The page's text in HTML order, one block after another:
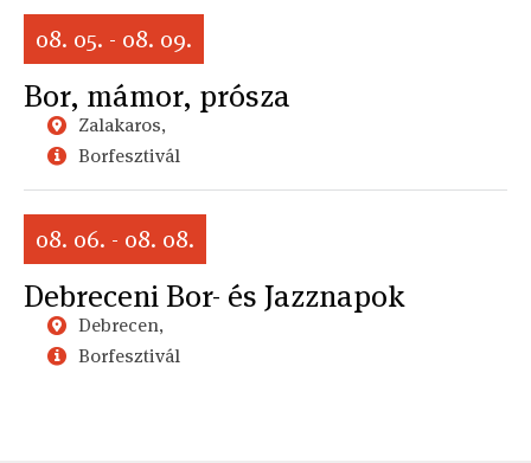
08. 05. - 08. 09.
Bor, mámor, prósza
Zalakaros,
Borfesztivál
08. 06. - 08. 08.
Debreceni Bor- és Jazznapok
Debrecen,
Borfesztivál